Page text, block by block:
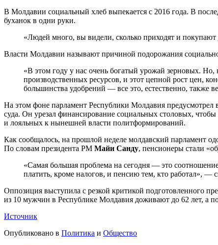
В Молдавии социальный хлеб выпекается с 2016 года. В
буханок в одни руки.
«Людей много, вы видели, сколько приходят и
Власти Молдавии называют причиной подорожания
«В этом году у нас очень богатый урожай зерновых.
производственных ресурсов, и этот цепной рост цен,
большинства удобрений — все это, естественно, также
На этом фоне парламент Республики Молдавия предусмотрел
суда. Он урезал финансирование социальных столовых,
и лояльных к нынешней власти политформирований.
Как сообщалось, на прошлой неделе молдавский парламент
По словам президента РМ Майи Санду, пенсионеры стали
«Самая большая проблема на сегодня — это соотношение
платить, кроме налогов, и пенсию тем, кто работал», —
Оппозиция выступила с резкой критикой подготовленного
из 10 мужчин в Республике Молдавия доживают до 62 лет, а
Источник
Опубликовано в Политика и Общество